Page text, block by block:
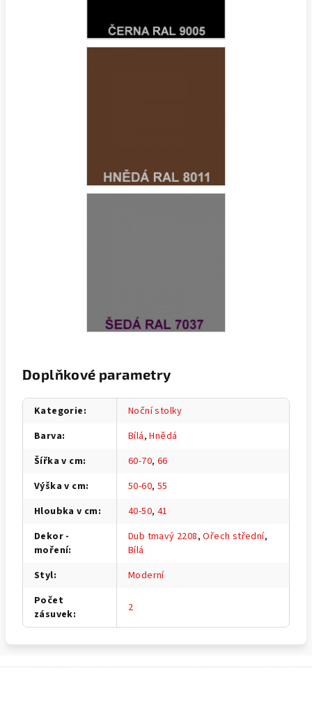
Doplňkové parametry
Kategorie:
Noční stolky
Barva: Bílá,Hnědá
Šířka v cm: 60-70, 66
Výška v cm: 50-60, 55
Hloubka v cm: 40-50, 41
Dekor -
moření:
Dub tmavý 2208,Ořech střední,
Bílá
Styl:
Moderní
Počet
zásuvek: 2